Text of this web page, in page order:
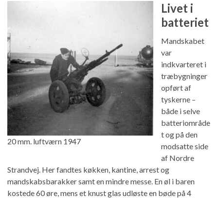
20 mm. luftværn 1947
Livet i
batteriet
Mandskabet
var
indkvarteret i
træbygninger
opført af
tyskerne –
både i selve
batteriområde
t og på den
modsatte side
af Nordre
Strandvej. Her fandtes køkken, kantine, arrest og
mandskabsbarakker samt en mindre messe. En øl i baren
kostede 60 øre, mens et knust glas udløste en bøde på 4